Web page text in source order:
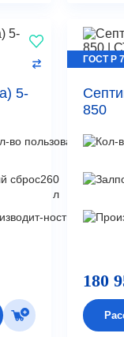
5-
во пользователей
5
сброс260
л
ность
0,9
850
ГОСТ Р
180